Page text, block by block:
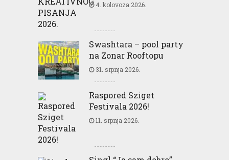
4. kolovoza 2026.
Swashtara – pool party
na Zonar Rooftopu
31. srpnja 2026.
Raspored Sziget
Festivala 2026!
11. srpnja 2026.